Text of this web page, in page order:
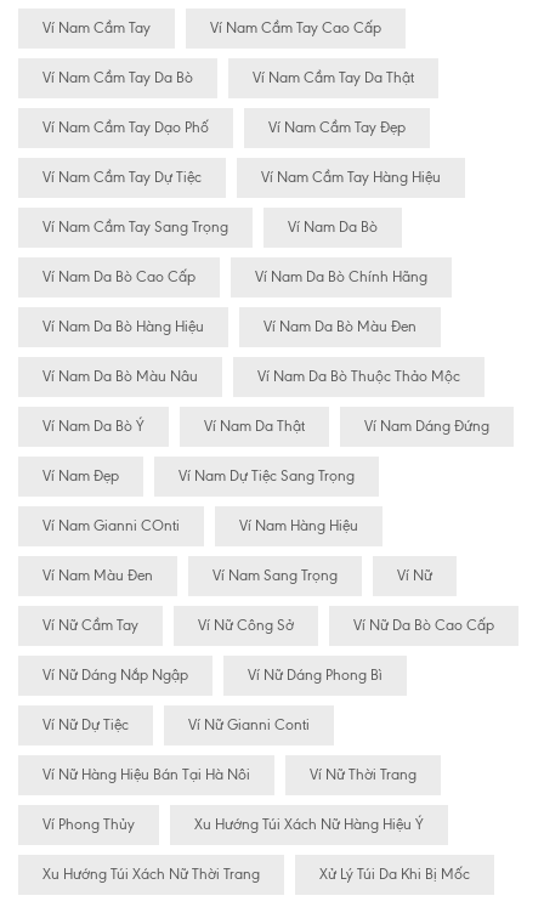
Ví Nam Cầm Tay Ví Nam Cầm Tay Cao Cấp
Ví Nam Cầm Tay Da Bò Ví Nam Cầm Tay Da Thật
Ví Nam Cầm Tay Dạo Phố Ví Nam Cầm Tay Đẹp
Ví Nam Cầm Tay Dự Tiệc Ví Nam Cầm Tay Hàng Hiệu
Ví Nam Cầm Tay Sang Trọng Ví Nam Da Bò
Ví Nam Da Bò Cao Cấp Ví Nam Da Bò Chính Hãng
Ví Nam Da Bò Hàng Hiệu Ví Nam Da Bò Màu Đen
Ví Nam Da Bò Màu Nâu Ví Nam Da Bò Thuộc Thảo Mộc
Ví Nam Da Bò Ý Ví Nam Da Thật Ví Nam Dáng Đứng
Ví Nam Đẹp Ví Nam Dự Tiệc Sang Trọng
Ví Nam Gianni COnti Ví Nam Hàng Hiệu
Ví Nam Màu Đen Ví Nam Sang Trọng Ví Nữ
Ví Nữ Cầm Tay Ví Nữ Công Sở Ví Nữ Da Bò Cao Cấp
Ví Nữ Dáng Nắp Ngập Ví Nữ Dáng Phong Bì
Ví Nữ Dự Tiệc Ví Nữ Gianni Conti
Ví Nữ Hàng Hiệu Bán Tại Hà Nôi Ví Nữ Thời Trang
Ví Phong Thủy Xu Hướng Túi Xách Nữ Hàng Hiệu Ý
Xu Hướng Túi Xách Nữ Thời Trang Xử Lý Túi Da Khi Bị Mốc